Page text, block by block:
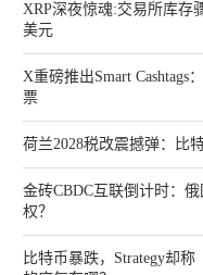
XRP深夜惊魂:交易所库存
美元
X重磅推出Smart Cashtags
票
荷兰2028税改震撼弹：比
金砖CBDC互联倒计时：
权？
比特币暴跌，Strategy却